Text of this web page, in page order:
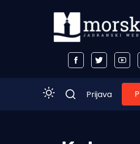
Prijava